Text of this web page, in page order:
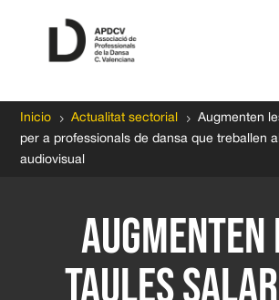
Inicio 5 Actualitat sectorial 5
Augmenten
per a professionals de dansa que treballen
audiovisual
taules